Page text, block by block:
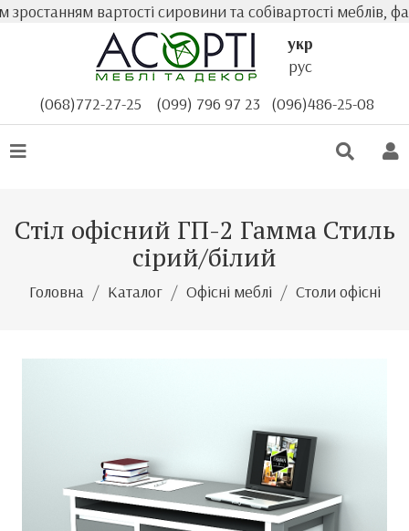
вартості сировини та собівартості меблів,
укр
рус
(068)772-27-25
(099) 796 97 23 (096)486-25-08
Стіл офісний ГП-2 Гамма Стиль
сірий/білий
Головна Каталог Офісні меблі Столи офісні